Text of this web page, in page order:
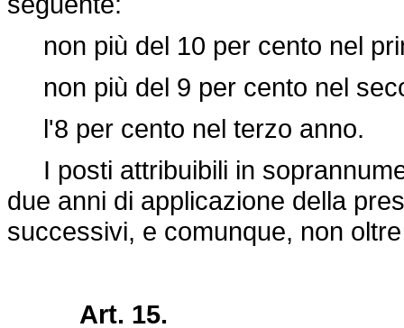
non più del 10 per cento nel
non più del 9 per cento nel
l'8 per cento nel terzo anno.
I posti attribuibili in
due anni di applicazione della
successivi, e comunque, non
Art. 15.